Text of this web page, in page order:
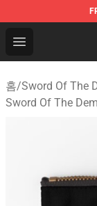
Open menu
Sword Of
홈/Sword Of The
Sword Of The